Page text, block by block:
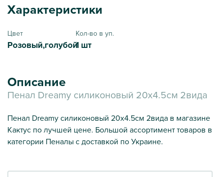
Характеристики
Цвет
Розовый,голубой
Кол-во в уп.
1 шт
Описание
Пенал Dreamy силиконовый 20х4.5см 2вида
Пенал Dreamy силиконовый 20х4.5см 2вида в магазине
Кактус по лучшей цене. Большой ассортимент товаров в
категории Пеналы с доставкой по Украине.